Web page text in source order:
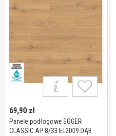
69,90 zł
Panele podłogowe EGGER
CLASSIC AP 8/33 EL2009 DĄB